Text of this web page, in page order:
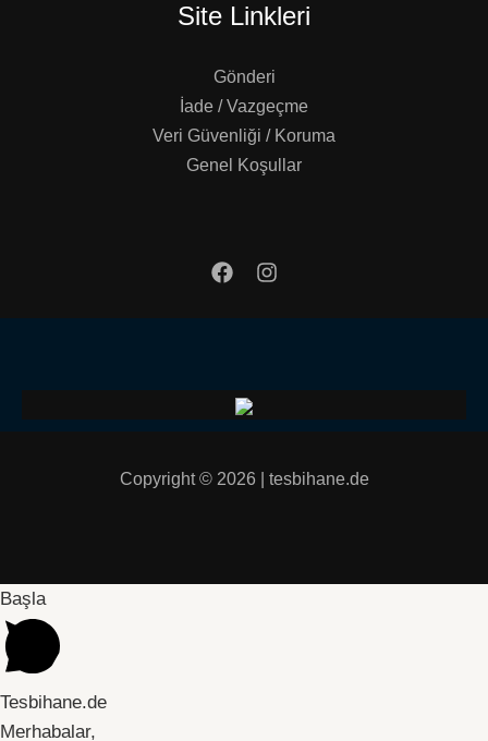
Site Linkleri
Gönderi
İade / Vazgeçme
Veri Güvenliği / Koruma
Genel Koşullar
Copyright © 2026 | tesbihane.de
Başla
Tesbihane.de
Merhabalar,